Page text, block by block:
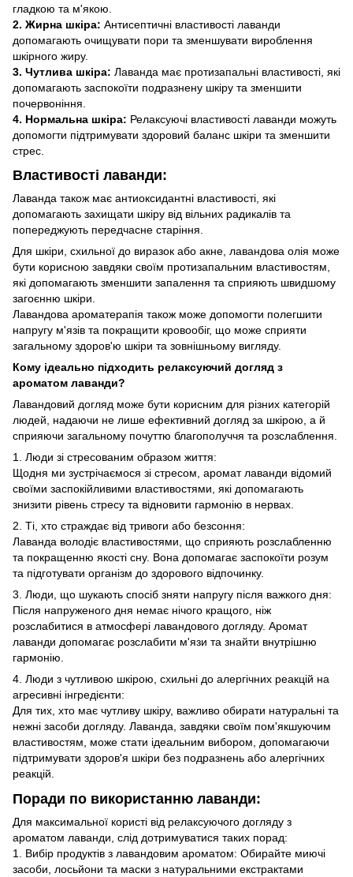
гладкою та м'якою.
2. Жирна шкіра: Антисептичні властивості лаванди
допомагають очищувати пори та зменшувати вироблення
шкірного жиру.
3. Чутлива шкіра: Лаванда має протизапальні властивості, які
допомагають заспокоїти подразнену шкіру та зменшити
почервоніння.
4. Нормальна шкіра: Релаксуючі властивості лаванди можуть
допомогти підтримувати здоровий баланс шкіри та зменшити
стрес.
Властивості лаванди:
Лаванда також має антиоксидантні властивості, які
допомагають захищати шкіру від вільних радикалів та
попереджують передчасне старіння.
Для шкіри, схильної до виразок або акне, лавандова олія може
бути корисною завдяки своїм протизапальним властивостям,
які допомагають зменшити запалення та сприяють швидшому
загоєнню шкіри.
Лавандова ароматерапія також може допомогти полегшити
напругу м'язів та покращити кровообіг, що може сприяти
загальному здоров'ю шкіри та зовнішньому вигляду.
Кому ідеально підходить релаксуючий догляд з
ароматом лаванди?
Лавандовий догляд може бути корисним для різних категорій
людей, надаючи не лише ефективний догляд за шкірою, а й
сприяючи загальному почуттю благополуччя та розслаблення.
1. Люди зі стресованим образом життя:
Щодня ми зустрічаємося зі стресом, аромат лаванди відомий
своїми заспокійливими властивостями, які допомагають
знизити рівень стресу та відновити гармонію в нервах.
2. Ті, хто страждає від тривоги або безсоння:
Лаванда володіє властивостями, що сприяють розслабленню
та покращенню якості сну. Вона допомагає заспокоїти розум
та підготувати організм до здорового відпочинку.
3. Люди, що шукають спосіб зняти напругу після важкого дня:
Після напруженого дня немає нічого кращого, ніж
розслабитися в атмосфері лавандового догляду. Аромат
лаванди допомагає розслабити м'язи та знайти внутрішню
гармонію.
4. Люди з чутливою шкірою, схильні до алергічних реакцій на
агресивні інгредієнти:
Для тих, хто має чутливу шкіру, важливо обирати натуральні та
нежні засоби догляду. Лаванда, завдяки своїм пом'якшуючим
властивостям, може стати ідеальним вибором, допомагаючи
підтримувати здоров'я шкіри без подразнень або алергічних
реакцій.
Поради по використанню лаванди:
Для максимальної користі від релаксуючого догляду з
ароматом лаванди, слід дотримуватися таких порад:
1. Вибір продуктів з лавандовим ароматом: Обирайте миючі
засоби, лосьйони та маски з натуральними екстрактами